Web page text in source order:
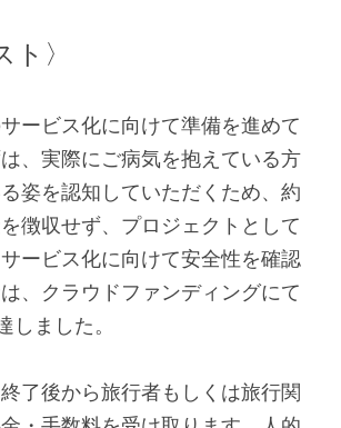
ト〉
ービス化に向けて準備を進めて
、実際にご病気を抱えている方
姿を認知していただくため、約
徴収せず、プロジェクトとして
ービス化に向けて安全性を確認
、クラウドファンディングにて
しました。
了後から旅行者もしくは旅行関